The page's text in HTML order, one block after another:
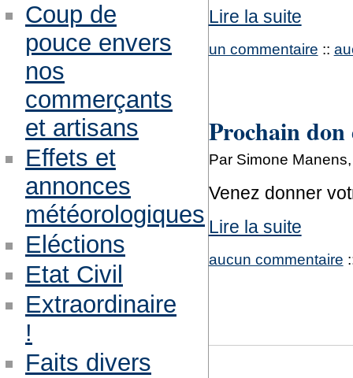
Lire la suite
un commentaire ::
Prochain don
Par Simone
Venez donner
Lire la suite
aucun commentaire
Coup de
pouce envers
nos
commerçants
et artisans
Effets et
annonces
météorologiques
Eléctions
Etat Civil
Extraordinaire
!
Faits divers